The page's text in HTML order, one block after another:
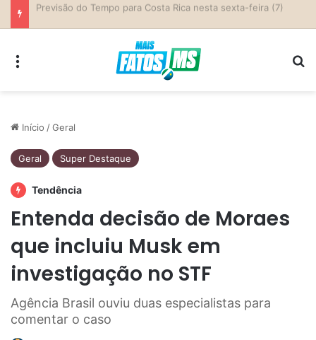
Previsão do Tempo para Costa Rica nesta sexta-feira (7)
Início /Geral
Geral Super Destaque
Tendência
Entenda decisão de Moraes
que incluiu Musk em
investigação no STF
Agência Brasil ouviu duas especialistas para
comentar o caso